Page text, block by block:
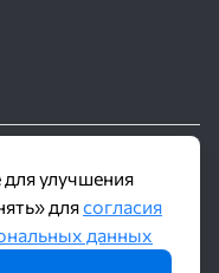
«Трубное
улучшения
длясогласия
данных